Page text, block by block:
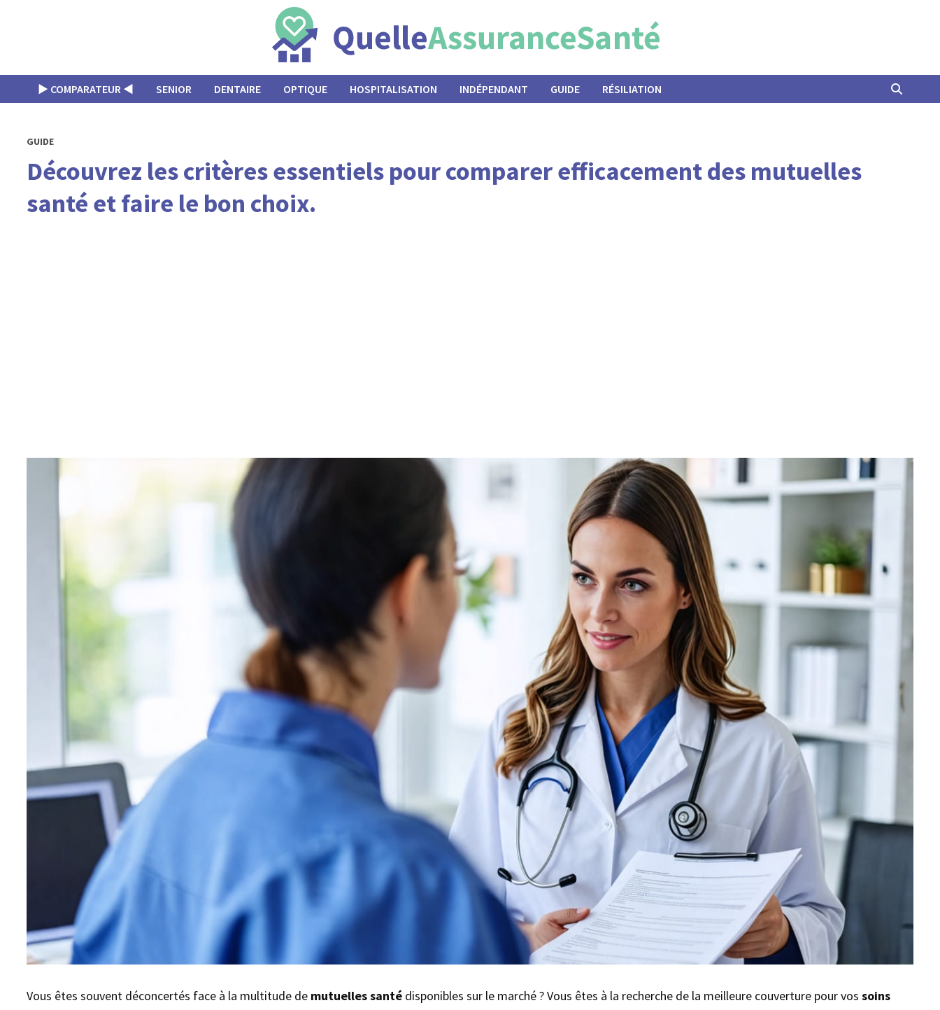
▶︎ COMPARATEUR ◀︎ SENIOR DENTAIRE OPTIQUE HOSPITALISATION INDÉPENDANT GUIDE RÉSILIATION
GUIDE
Découvrez les critères essentiels pour comparer efficacement des mutuelles
santé et faire le bon choix.
Vous êtes souvent déconcertés face à la multitude de mutuelles santé disponibles sur le marché ? Vous êtes à la recherche de la meilleure couverture pour vossoins